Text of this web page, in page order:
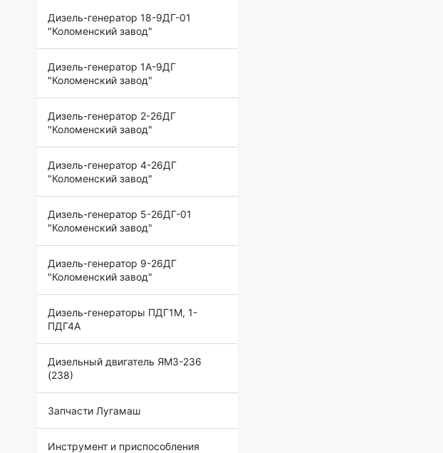
Дизель-генератор 18-9ДГ-01
"Коломенский завод"
Дизель-генератор 1А-9ДГ
"Коломенский завод"
Дизель-генератор 2-26ДГ
"Коломенский завод"
Дизель-генератор 4-26ДГ
"Коломенский завод"
Дизель-генератор 5-26ДГ-01
"Коломенский завод"
Дизель-генератор 9-26ДГ
"Коломенский завод"
Дизель-генераторы ПДГ1М, 1-
ПДГ4А
Дизельный двигатель ЯМЗ-236
(238)
Запчасти Лугамаш
Инструмент и приспособления